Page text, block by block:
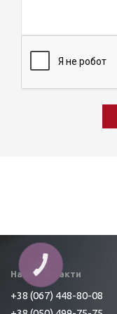
Наші контакти
+38 (067) 448-80-08